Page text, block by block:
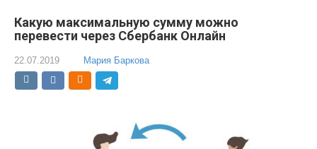
Какую максимальную сумму можно
перевести через Сбербанк Онлайн
22.07.2019 Мария Баркова